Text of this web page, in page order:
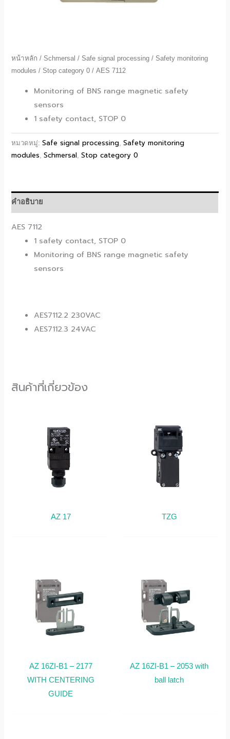
หน้าหลัก / Schmersal / Safe signal processing / Safety monitoring
modules / Stop category 0 / AES 7112
Monitoring of BNS range magnetic safety
sensors
1 safety contact, STOP 0
หมวดหมู่:Safe signal processing ,Safety monitoring
modules ,Schmersal ,Stop category 0
คำอธิบาย
AES 7112
1 safety contact, STOP 0
Monitoring of BNS range magnetic safety
sensors
AES7112.2 230VAC
AES7112.3 24VAC
สินค้าที่เกี่ยวข้อง
AZ 17 TZG
AZ 16ZI-B1 – 2177
WITH CENTERING
GUIDE
AZ 16ZI-B1 – 2053 with
ball latch